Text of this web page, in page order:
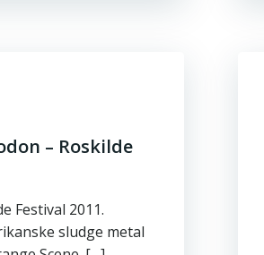
– Roskilde
Festival 2011.
sludge metal